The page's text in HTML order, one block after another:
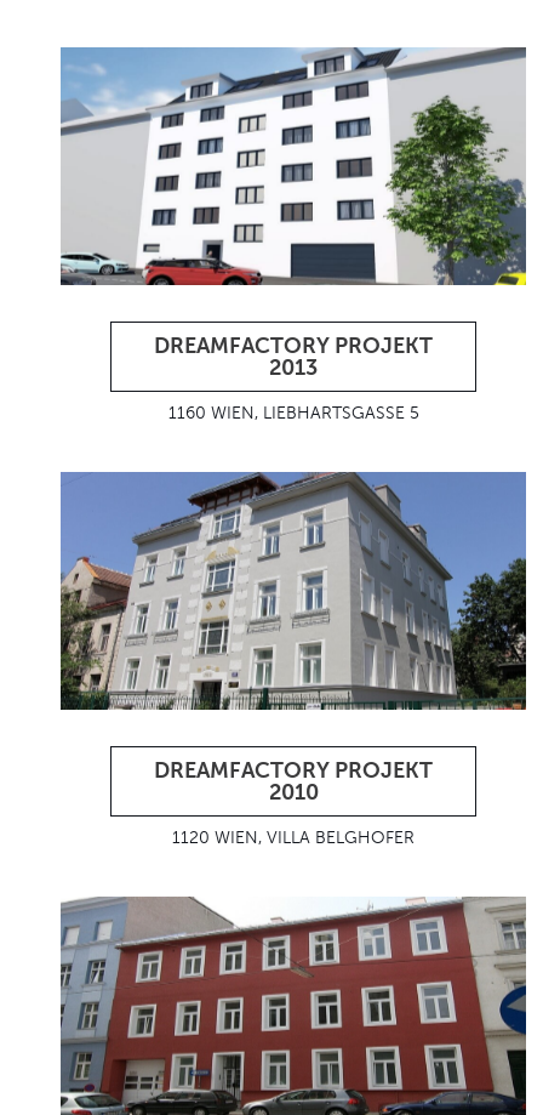
DREAMFACTORY PROJEKT
2013
1160 WIEN, LIEBHARTSGASSE 5
DREAMFACTORY PROJEKT
2010
1120 WIEN, VILLA BELGHOFER